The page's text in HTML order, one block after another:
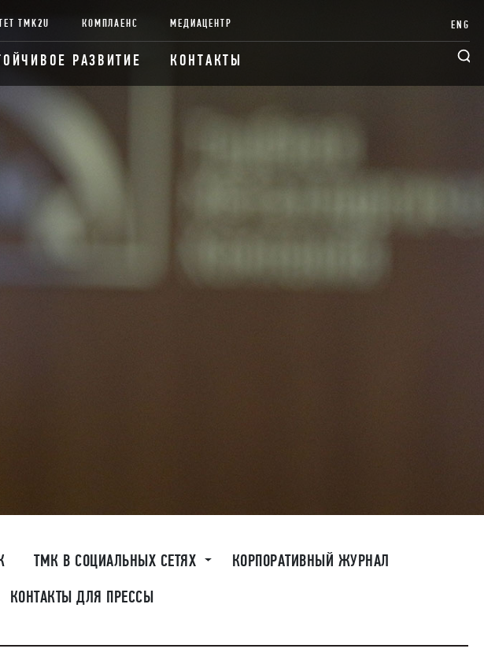
TMK2U КОМПЛАЕНС МЕДИАЦЕНТР
РАЗВИТИЕ КОНТАКТЫ
ENG
ТМК В СОЦИАЛЬНЫХ СЕТЯХ КОРПОРАТИВНЫЙ ЖУРНАЛ
КОНТАКТЫ ДЛЯ ПРЕССЫ